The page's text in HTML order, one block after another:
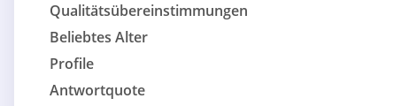
Qualitätsübereinstimmungen
Beliebtes Alter
Profile
Antwortquote